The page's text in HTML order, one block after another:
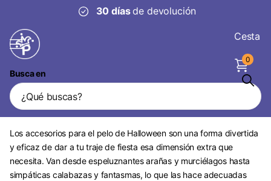
30 díasde devolución
Busca en
Cesta
0
Accesorios para el pelo de
Halloween
Los accesorios para el pelo de Halloween son una forma divertida
y eficaz de dar a tu traje de fiesta esa dimensión extra que
necesita. Van desde espeluznantes arañas y murciélagos hasta
simpáticas calabazas y fantasmas, lo que las hace adecuadas